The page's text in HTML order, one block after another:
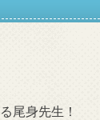
尾身先生！